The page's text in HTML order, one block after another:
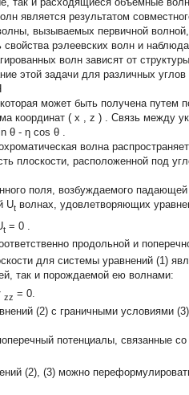
является результатом
вызываемых первичной
рэлеевских волн и
волн зависят от
этой задачи для различных углов
может быть получена путем
координат ( x , z ) . Связь между
θ - η cos θ .
волна
плоскости, расположенной под
поля, возбуждаемого
Ut волнах, удовлетворяющих
t = 0 .
продольной и
для системы уравнений (1)
так и порождаемой ею волнами:
zz = 0.
(2) с граничными условиями
потенциалы, связанные
(2), (3) можно